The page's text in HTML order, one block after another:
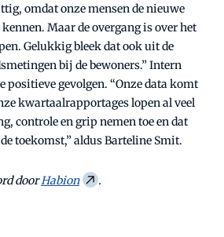
omdat onze mensen de nieuwe
Maar de overgang is over het
Gelukkig bleek dat ook uit de
bij de bewoners.” Intern
positieve gevolgen. “Onze data komt
kwartaalrapportages lopen al veel
controle en grip nemen toe en dat
toekomst,” aldus Barteline Smit.
doorHabion .